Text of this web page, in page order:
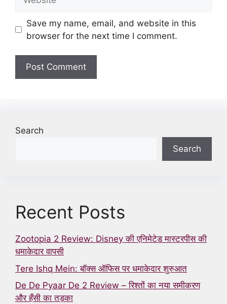
Save my name, email, and website in this
browser for the next time I comment.
Search
Search
Recent Posts
Zootopia 2 Review: Disney की एनिमेटेड मास्टरपीस की
धमाकेदार वापसी
Tere Ishq Mein: बॉक्स ऑफिस पर धमाकेदार शुरुआत
De De Pyaar De 2 Review – रिश्तों का नया समीकरण
और हँसी का तड़का